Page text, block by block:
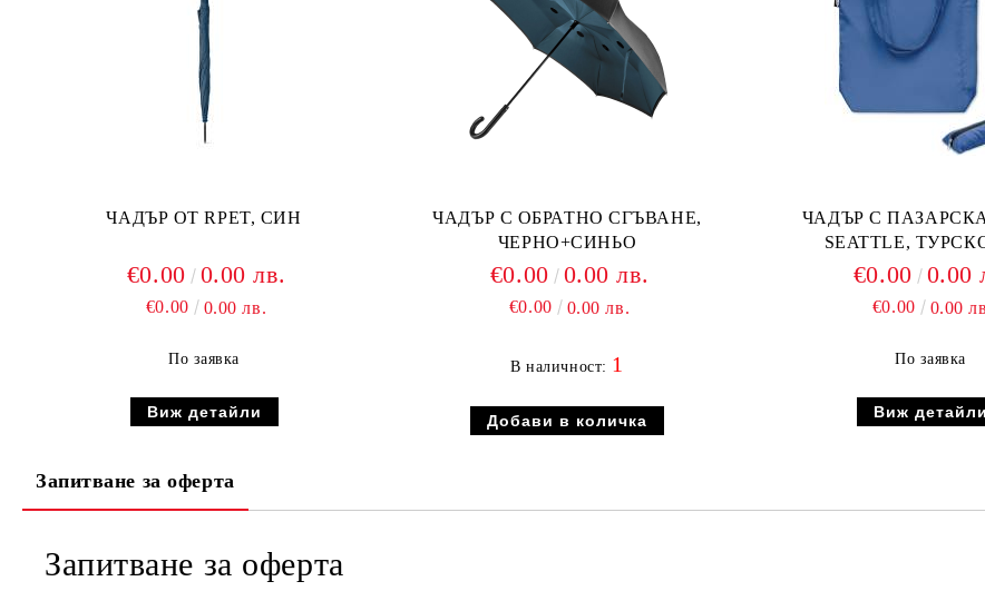
ЧАДЪР ОТ RPET, СИН
€0.00 0.00 лв.
€0.00 0.00 лв.
По заявка
Виж детайли
ЧАДЪР С ОБРАТНО СГЪВАНЕ,
ЧЕРНО+СИНЬО
€0.00 0.00 лв.
€0.00 0.00 лв.
В наличност: 1
ЧАДЪР С
SEATTLE,
€0.00 0.00
€0.00 0.00
По заявка
Виж детайли
Запитване за оферта
Запитване за оферта